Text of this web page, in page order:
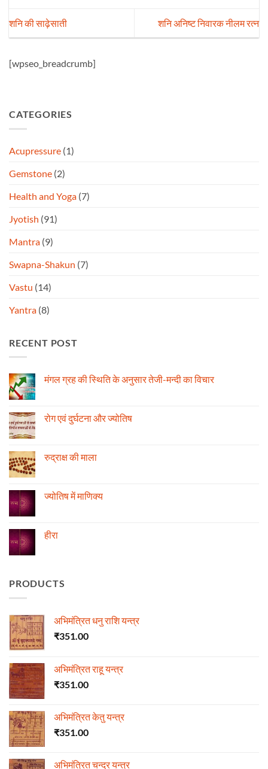
शनि की साढ़ेसाती शनि अनिष्ट निवारक नीलम रत्न
[wpseo_breadcrumb]
CATEGORIES
Acupressure (1)
Gemstone (2)
Health and Yoga (7)
Jyotish (91)
Mantra (9)
Swapna-Shakun (7)
Vastu (14)
Yantra (8)
RECENT POST
मंगल ग्रह की स्थिति के अनुसार तेजी-मन्दी का विचार
मंगल
ग्रह
अनुसार
तेजी-
रोग एवं दुर्घटना और ज्योतिष
रोग
एवं
रुद्राक्ष की माला
रुद्राक्ष
की
ज्योतिष में माणिक्य
ज्योतिष
मेंहीरा
PRODUCTS
अभिमंत्रित धनु राशि यन्त्र
₹351.00
अभिमंत्रित राहू यन्त्र
₹351.00
अभिमंत्रित केतु यन्त्र
₹351.00
अभिमंत्रित चन्द्र यन्त्र